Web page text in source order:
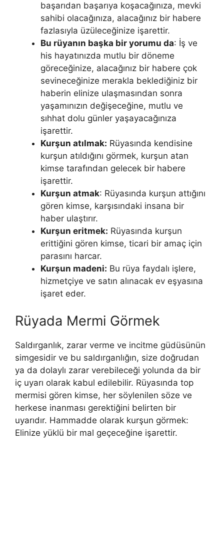
başarıdan başarıya koşacağınıza, mevki
sahibi olacağınıza, alacağınız bir habere
fazlasıyla üzüleceğinize işarettir.
Bu rüyanın başka bir yorumu da: İş ve
his hayatınızda mutlu bir döneme
göreceğinize, alacağınız bir habere çok
sevineceğinize merakla beklediğiniz bir
haberin elinize ulaşmasından sonra
yaşamınızın değişeceğine, mutlu ve
sıhhat dolu günler yaşayacağınıza
işarettir.
Kurşun atılmak: Rüyasında kendisine
kurşun atıldığını görmek, kurşun atan
kimse tarafından gelecek bir habere
işarettir.
Kurşun atmak: Rüyasında kurşun attığını
gören kimse, karşısındaki insana bir
haber ulaştırır.
Kurşun eritmek: Rüyasında kurşun
erittiğini gören kimse, ticari bir amaç için
parasını harcar.
Kurşun madeni: Bu rüya faydalı işlere,
hizmetçiye ve satın alınacak ev eşyasına
işaret eder.
Rüyada Mermi Görmek
Saldırganlık, zarar verme ve incitme güdüsünün
simgesi­dir ve bu saldırganlığın, size doğrudan
ya da dolaylı zarar verebi­leceği yolunda da bir
iç uyarı olarak kabul edilebilir. Rüyasında top
mermisi gören kimse, her söylenilen söze ve
herkese inanması gerektiğini belirten bir
uyarıdır. Hammadde olarak kurşun görmek:
Elinize yüklü bir mal ge­çeceğine işarettir.